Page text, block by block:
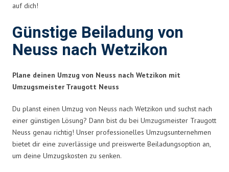
auf dich!
Günstige Beiladung von
Neuss nach Wetzikon
Plane deinen Umzug von Neuss nach Wetzikon mit
Umzugsmeister Traugott Neuss
Du planst einen Umzug von Neuss nach Wetzikon und suchst nach
einer günstigen Lösung? Dann bist du bei Umzugsmeister Traugott
Neuss genau richtig! Unser professionelles Umzugsunternehmen
bietet dir eine zuverlässige und preiswerte Beiladungsoption an,
um deine Umzugskosten zu senken.